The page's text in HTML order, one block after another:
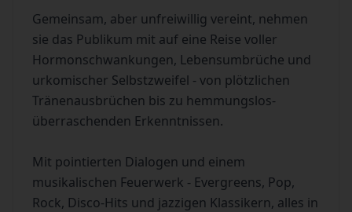
Gemeinsam, aber unfreiwillig vereint, nehmen
sie das Publikum mit auf eine Reise voller
Hormonschwankungen, Lebensumbrüche und
urkomischer Selbstzweifel - von plötzlichen
Tränenausbrüchen bis zu hemmungslos-
überraschenden Erkenntnissen.
Mit pointierten Dialogen und einem
musikalischen Feuerwerk - Evergreens, Pop,
Rock, Disco-Hits und jazzigen Klassikern, alles in